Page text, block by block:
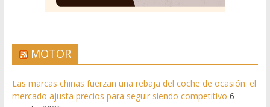
MOTOR
Las marcas chinas fuerzan una rebaja del coche de ocasión: el
mercado ajusta precios para seguir siendo competitivo 6